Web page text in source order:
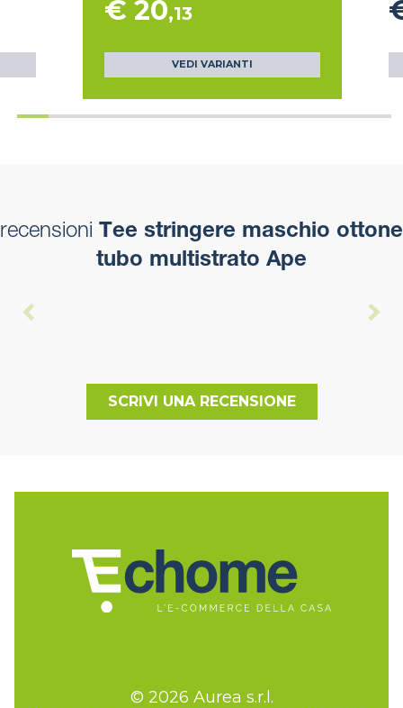
€ 20,13
VEDI VARIANTI
recensioni Tee stringere maschio ottone
tubo multistrato Ape
SCRIVI UNA RECENSIONE
© 2026 Aurea s.r.l.